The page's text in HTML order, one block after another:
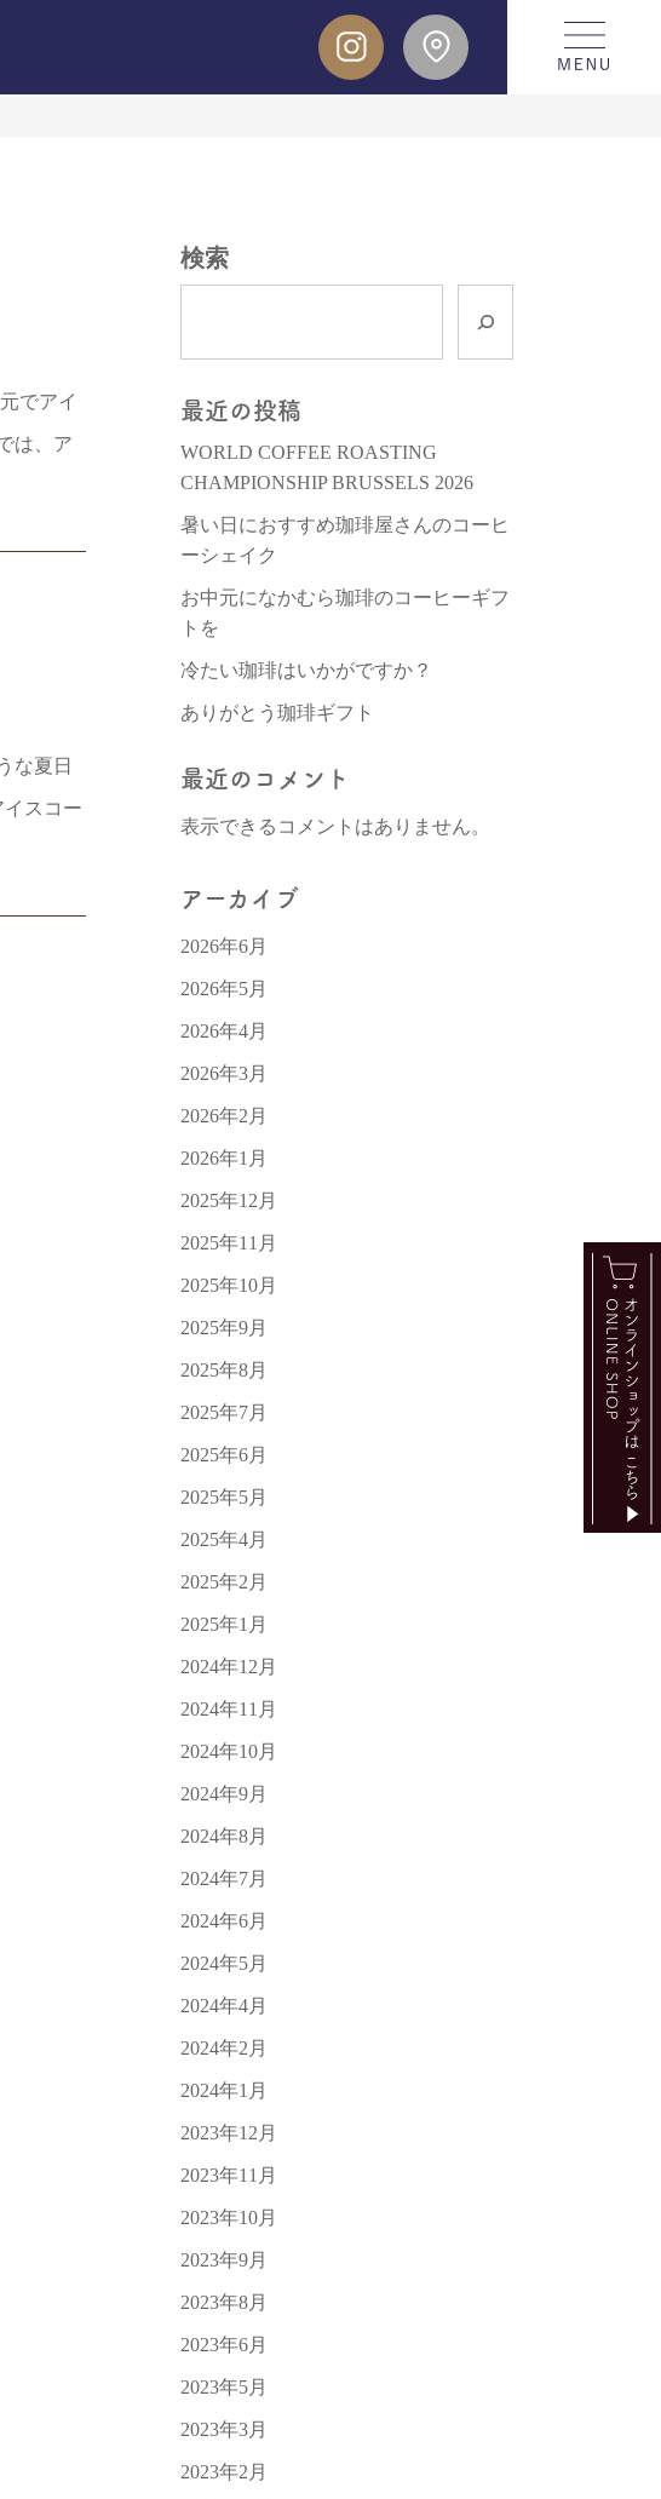
でアイ
は、ア
な夏日
スコー
検索
最近の投稿
WORLD COFFEE ROASTING
CHAMPIONSHIP BRUSSELS 2026
暑い日におすすめ珈琲屋さんのコーヒ
ーシェイク
お中元になかむら珈琲のコーヒーギフ
トを
冷たい珈琲はいかがですか？
ありがとう珈琲ギフト
最近のコメント
表示できるコメントはありません。
アーカイブ
2026年6月
2026年5月
2026年4月
2026年3月
2026年2月
2026年1月
2025年12月
2025年11月
2025年10月
2025年9月
2025年8月
2025年7月
2025年6月
2025年5月
2025年4月
2025年2月
2025年1月
2024年12月
2024年11月
2024年10月
2024年9月
2024年8月
2024年7月
2024年6月
2024年5月
2024年4月
2024年2月
2024年1月
2023年12月
2023年11月
2023年10月
2023年9月
2023年8月
2023年6月
2023年5月
2023年3月
2023年2月